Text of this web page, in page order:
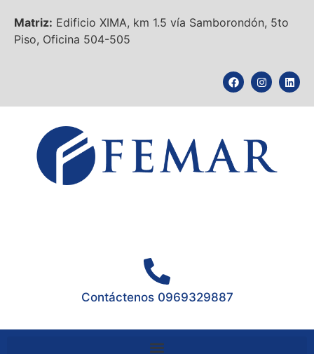
Matriz: Edificio XIMA, km 1.5 vía Samborondón, 5to
Piso, Oficina 504-505
Contáctenos 0969329887